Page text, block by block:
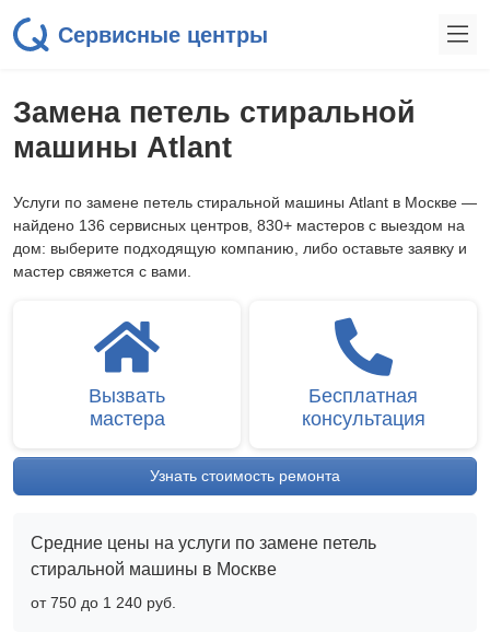
Сервисные центры
Замена петель стиральной
машины Atlant
Услуги по замене петель стиральной машины Atlant в Москве —
найдено 136 сервисных центров, 830+ мастеров с выездом на
дом: выберите подходящую компанию, либо оставьте заявку и
мастер свяжется с вами.
Вызвать
мастера
Бесплатная
консультация
Узнать стоимость ремонта
Средние цены на услуги по замене петель
стиральной машины в Москве
от 750 до 1 240 pyб.